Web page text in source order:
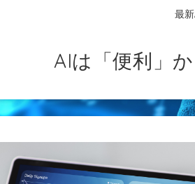
最
AIは「便利」